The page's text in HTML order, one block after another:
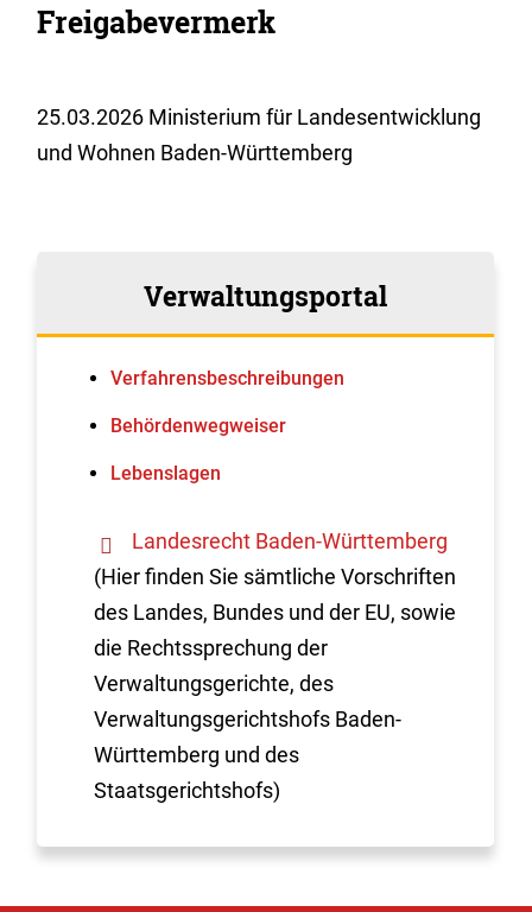
Freigabevermerk
25.03.2026 Ministerium für Landesentwicklung
und Wohnen Baden-Württemberg
Verwaltungsportal
Verfahrens­beschreibungen
Behördenwegweiser
Lebenslagen
Landesrecht Baden-Württemberg
(Hier finden Sie sämtliche Vorschriften
des Landes, Bundes und der EU, sowie
die Rechtssprechung der
Verwaltungsgerichte, des
Verwaltungsgerichtshofs Baden-
Württemberg und des
Staatsgerichtshofs)